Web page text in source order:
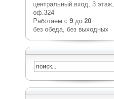
центральный вход, 3 этаж,
оф.324
Работаем с 9до 20
без обеда, без выходных